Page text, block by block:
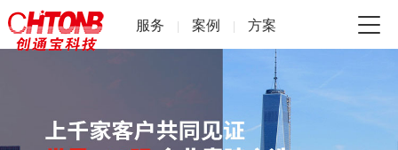
服务 案例 方案